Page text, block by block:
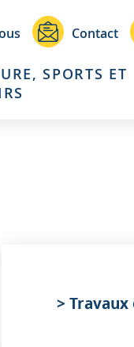
Contact
SPORTS ET
>